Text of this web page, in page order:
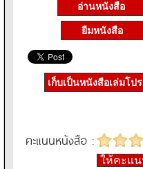
อ่านหนังสือ
ยืมหนังสือ
เก็บเป็นหนังสือเล่มโป
คะแนนหนังสือ :
ให้คะแ